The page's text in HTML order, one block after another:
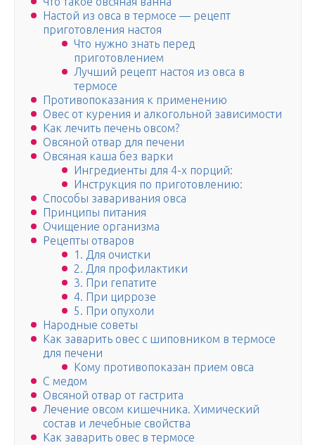
Настой из овса в термосе — рецепт
приготовления настоя
Что нужно знать перед
приготовлением
Лучший рецепт настоя из овса в
термосе
Противопоказания к применению
Овес от курения и алкогольной зависимости
Как лечить печень овсом?
Овсяной отвар для печени
Овсяная каша без варки
Ингредиенты для 4-х порций:
Инструкция по приготовлению:
Способы заваривания овса
Принципы питания
Очищение организма
Рецепты отваров
1. Для очистки
2. Для профилактики
3. При гепатите
4. При циррозе
5. При опухоли
Народные советы
Как заварить овес с шиповником в термосе
для печени
Кому противопоказан прием овса
С медом
Овсяной отвар от гастрита
Лечение овсом кишечника. Химический
состав и лечебные свойства
Как заварить овес в термосе